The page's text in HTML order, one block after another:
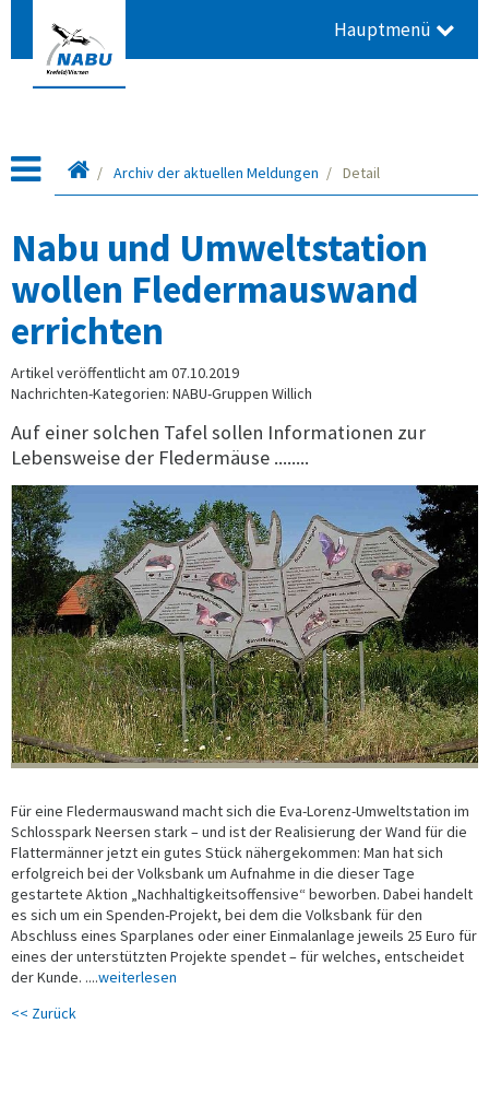
Hauptmenü
Startseite
Archiv der aktuellen Meldungen Detail
Nabu und Umweltstation
wollen Fledermauswand
errichten
Artikel veröffentlicht am 07.10.2019
Nachrichten-Kategorien: NABU-Gruppen Willich
Auf einer solchen Tafel sollen Informationen zur
Lebensweise der Fledermäuse ........
Für eine Fledermauswand macht sich die Eva-Lorenz-Umweltstation im
Schlosspark Neersen stark – und ist der Realisierung der Wand für die
Flattermänner jetzt ein gutes Stück nähergekommen: Man hat sich
erfolgreich bei der Volksbank um Aufnahme in die dieser Tage
gestartete Aktion „Nachhaltigkeitsoffensive“ beworben. Dabei handelt
es sich um ein Spenden-Projekt, bei dem die Volksbank für den
Abschluss eines Sparplanes oder einer Einmalanlage jeweils 25 Euro für
eines der unterstützten Projekte spendet – für welches, entscheidet
der Kunde. ....weiterlesen
<< Zurück